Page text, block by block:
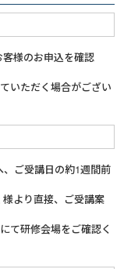
客様のお申込を確認
いただく場合がござい
ご受講日の約1週間前
より直接、ご受講案
て研修会場をご確認く